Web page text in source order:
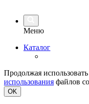
Меню
Каталог
Продолжая
использования файлов
OK